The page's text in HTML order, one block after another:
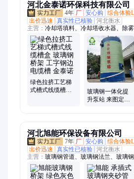
河北金泰诺环保科技有限公司
4年 厂 安心购 综合体验
出价迅速
真实性已核验 河北衡水
主营： 冷却塔填料、冷却塔收水器、除
塔喷头、玻璃钢井盖、玻璃钢百米桩、
栅、玻璃钢标志桩、玻璃钢填料托架、
盖、冷却塔托架、玻璃纤维拱棚支架、
料、点波填料、玻璃钢检查井、玻璃钢
置、冷却塔雾化喷头、玻璃钢冷却塔
绿色拉挤工艺梯
式槽式线缆槽盒
玻璃钢一体化提
升泵站 来图定制
河北旭能环保设备有限公司
7年 厂 安心购 综合体验
出价迅速
真实性已核验 河北衡水
主营： 玻璃钢管道、玻璃钢法兰、玻璃
钢蝶阀、玻璃钢污水池盖板、玻璃钢生
玻璃钢储罐、玻璃钢角钢、玻璃钢方管